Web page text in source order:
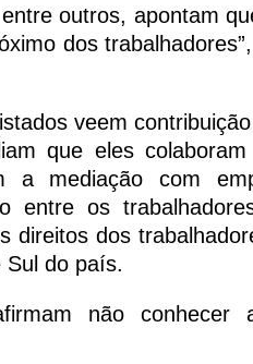
outros, apontam
dos
veem
que eles
a mediação com
entre os
direitos dos
Sul do país.
não